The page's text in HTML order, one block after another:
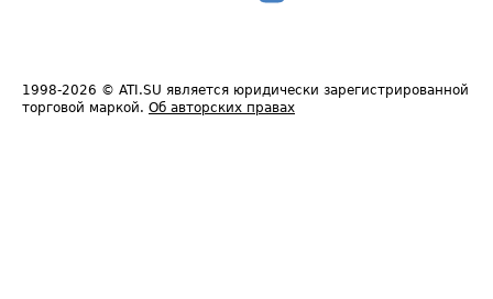
1998-2026 © ATI.SU является юридически зарегистрированной
торговой маркой. Об авторских правах